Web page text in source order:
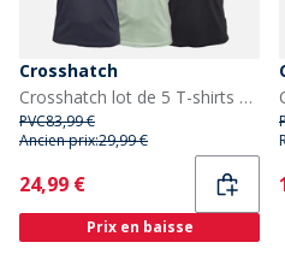
Crosshatch
Crosshatch lot de 5 T-shirts Homme Logotime Noir/Blanc/Marine/Menthe/Gris Chiné
PVC83,99 €
Ancien prix:29,99 €
Current
24,99 €
Prix en baisse